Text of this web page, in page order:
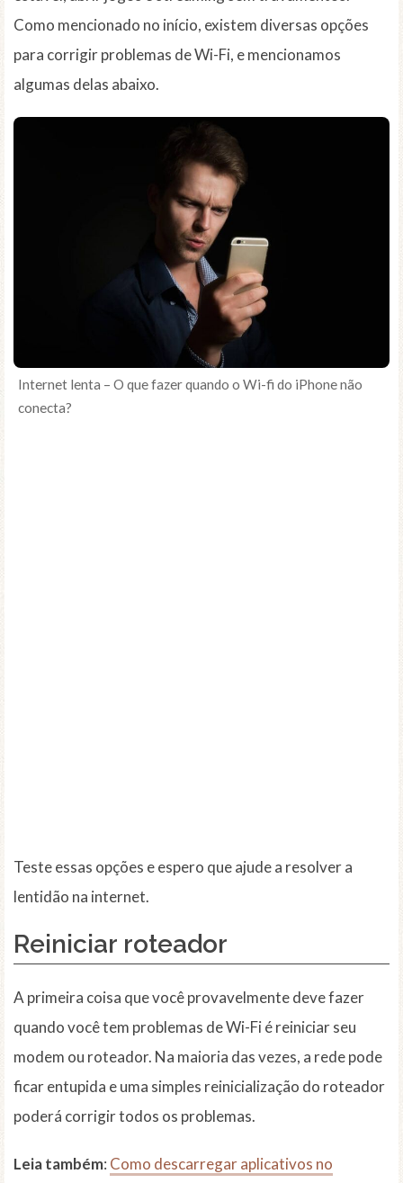
Como mencionado no início, existem diversas opções
para corrigir problemas de Wi-Fi, e mencionamos
algumas delas abaixo.
Internet lenta – O que fazer quando o Wi-fi do iPhone não
conecta?
Teste essas opções e espero que ajude a resolver a
lentidão na internet.
Reiniciar roteador
A primeira coisa que você provavelmente deve fazer
quando você tem problemas de Wi-Fi é reiniciar seu
modem ou roteador. Na maioria das vezes, a rede pode
ficar entupida e uma simples reinicialização do roteador
poderá corrigir todos os problemas.
Leia também: Como descarregar aplicativos no